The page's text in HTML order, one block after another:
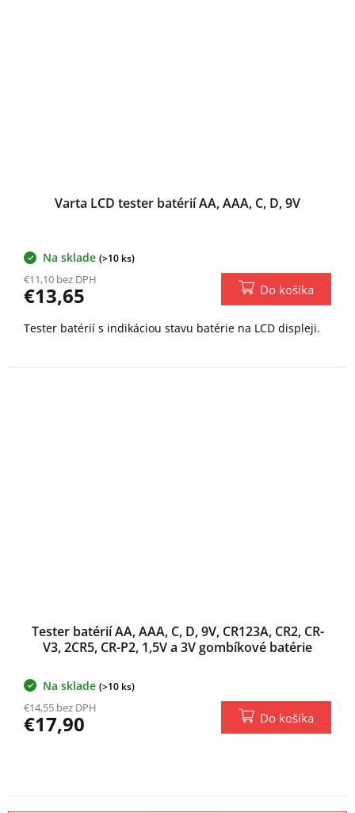
Varta LCD tester batérií AA, AAA, C, D, 9V
Na sklade (>10 ks)
€11,10 bez DPH
€13,65 Do košíka
Tester batérií s indikáciou stavu batérie na LCD displeji.
Tester batérií AA, AAA, C, D, 9V, CR123A, CR2, CR-
V3, 2CR5, CR-P2, 1,5V a 3V gombíkové batérie
Na sklade (>10 ks)
€14,55 bez DPH
€17,90 Do košíka